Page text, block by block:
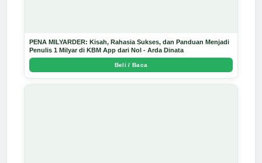
PENA MILYARDER: Kisah, Rahasia Sukses, dan Panduan Menjadi
Penulis 1 Milyar di KBM App dari Nol - Arda Dinata
Beli / Baca